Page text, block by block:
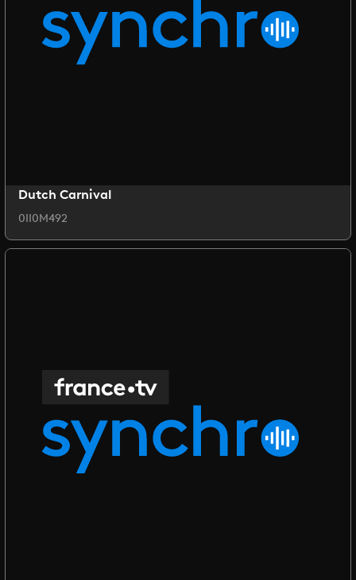
Dutch Carnival
0II0M492